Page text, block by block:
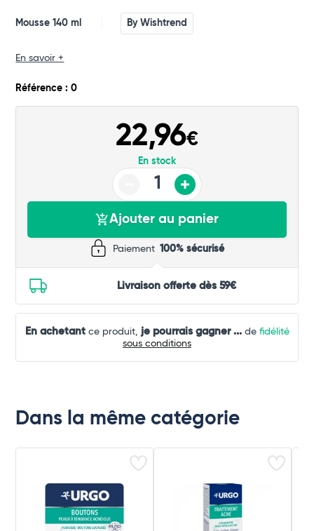
Mousse 140 ml By Wishtrend
En savoir +
Référence : 0
22,96€
En stock
Ajouter au panier
Paiement 100% sécurisé
Livraison offerte dès 59€
En achetantce produit, je pourrais gagner ...de fidélité
sous conditions
Dans la même catégorie